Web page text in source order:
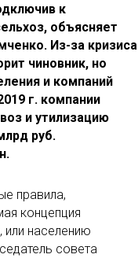
к
объясняет
Из-за кризиса
чиновник, но
и компаний
г. компании
и утилизацию
руб.
правила,
концепция
или населению
совета